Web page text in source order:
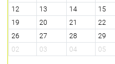
12
13 14 15
19
20 21 22
26
27 28 29
02
03 04 05